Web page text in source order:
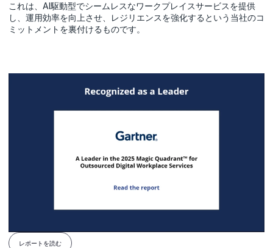
レポートを読む
これは、AI駆動型でシームレスなワークプレイスサービスを提供
し、運用効率を向上させ、レジリエンスを強化するという当社のコ
ミットメントを裏付けるものです。